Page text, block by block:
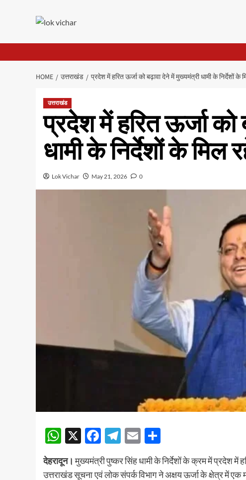
HOME उत्तराखंड प्रदेश में हरित ऊर्जा को बढ़ावा देने में मुख्यमंत्री धामी के निर्देशों के
उत्तराखंड
प्रदेश में हरित ऊर्जा
धामी के निर्देशों के मिल
Lok Vichar May 21, 2026 0
WhatsApp
X Facebook
Telegram
Email
देहरादून।मुख्यमंत्री पुष्कर सिंह धामी के निर्देशों के क्रम में प्रदेश में
उत्तराखंड सूचना एवं लोक संपर्क विभाग ने अक्षय ऊर्जा के क्षेत्र में